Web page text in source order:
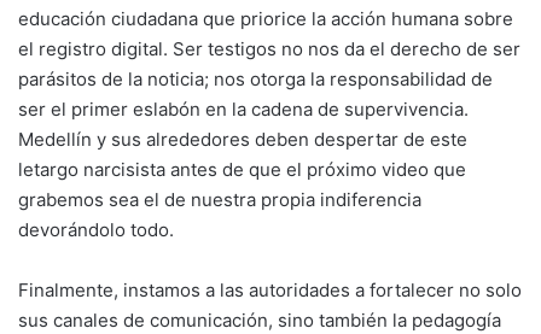
educación ciudadana que priorice la acción humana sobre
el registro digital. Ser testigos no nos da el derecho de ser
parásitos de la noticia; nos otorga la responsabilidad de
ser el primer eslabón en la cadena de supervivencia.
Medellín y sus alrededores deben despertar de este
letargo narcisista antes de que el próximo video que
grabemos sea el de nuestra propia indiferencia
devorándolo todo.
Finalmente, instamos a las autoridades a fortalecer no solo
sus canales de comunicación, sino también la pedagogía